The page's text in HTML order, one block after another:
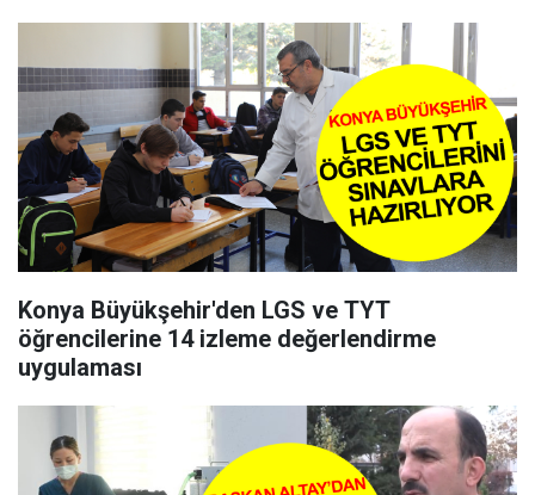
Konya Büyükşehir'den LGS ve TYT
öğrencilerine 14 izleme değerlendirme
uygulaması